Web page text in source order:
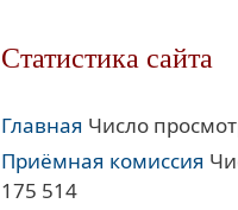
Статистика сайта
Главная Число
Приёмная комиссия
175 514